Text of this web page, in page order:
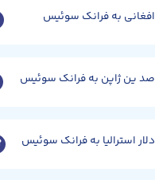
افغانی به فرانک سوئیس
صد ین ژاپن به فرانک سوئیس
دلار استرالیا به فرانک سوئیس